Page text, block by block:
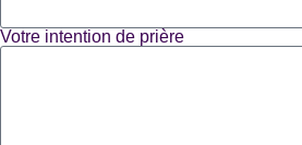
Votre intention de prière